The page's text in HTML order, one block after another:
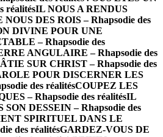
réalitésIL NOUS A RENDUS
DES ROIS – Rhapsodie des
DIVINE POUR UNE
– Rhapsodie des
ANGULAIRE – Rhapsodie des
SUR CHRIST – Rhapsodie des
POUR DISCERNER LES
des réalitésCOUPEZ LES
– Rhapsodie des réalitésIL
DESSEIN – Rhapsodie des
SPIRITUEL DANS LE
des réalitésGARDEZ-VOUS DE